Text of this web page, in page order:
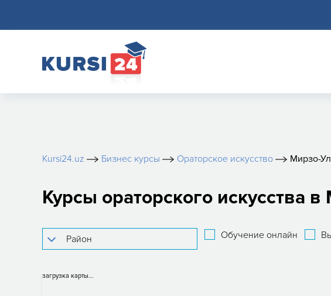
Kursi24.uz Бизнес курсы Ораторское искусство Мирзо-
Курсы ораторского искусства
Обучение онлайн
загрузка карты...